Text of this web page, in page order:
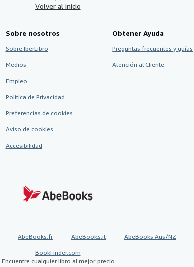
Volver al inicio
Sobre nosotros
Sobre IberLibro
Medios
Empleo
Política de Privacidad
Preferencias de cookies
Aviso de cookies
Accesibilidad
Obtener Ayuda
Preguntas frecuentes y guías
Atención al Cliente
AbeBooks.fr AbeBooks.it AbeBooks Aus/NZ
BookFinder.com
Encuentre cualquier libro al mejor precio